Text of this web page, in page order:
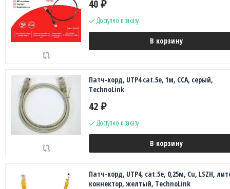
40 ₽
Доступно к заказу
В корзину
Патч-корд, UTP4 cat.5е, 1м, CCA, серый,
TechnoLink
42 ₽
Доступно к заказу
В корзину
Патч-корд, UTP4, cat.5e, 0,25м, Сu, LSZH,
коннектор, желтый, TechnoLink